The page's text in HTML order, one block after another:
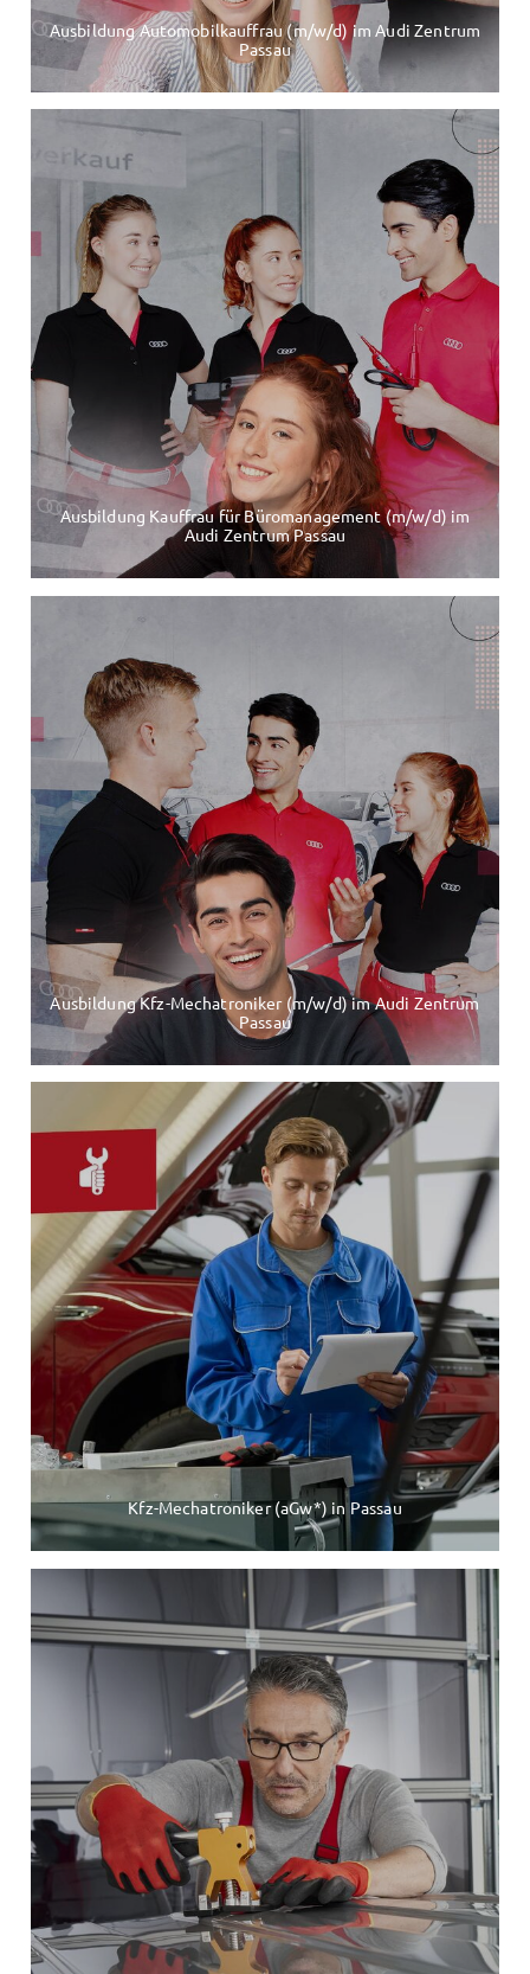
Ausbildung Automobilkauffrau (m/w/d) im Audi Zentrum
Passau
Ausbildung Kauffrau für Büromanagement (m/w/d) im
Audi Zentrum Passau
Ausbildung Kfz-Mechatroniker (m/w/d) im Audi Zentrum
Passau
Kfz-Mechatroniker (aGw*) in Passau